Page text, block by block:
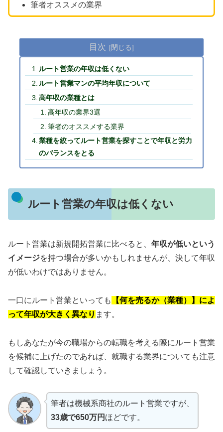
筆者オススメの業界
目次
ルート営業の年収は低くない
ルート営業マンの平均年収について
高年収の業種とは
高年収の業界3選
筆者のオススメする業界
業種を絞ってルート営業を探すことで年収と労力
のバランスをとる
ルート営業の年収は低くない
ルート営業は新規開拓営業に比べると、 年収が低いという
イメージを持つ場合が多いかもしれませんが、決して年収
が低いわけではありません。
一口にルート営業といっても
【何を売るか（業種）】によ
って年収が大きく異なり ます。
もしあなたが今の職場からの転職を考える際にルート営業
を候補に上げたのであれば、就職する業界についても注意
して確認していきましょう。
筆者は機械系商社のルート営業ですが、
33歳で650万円 ほどです。